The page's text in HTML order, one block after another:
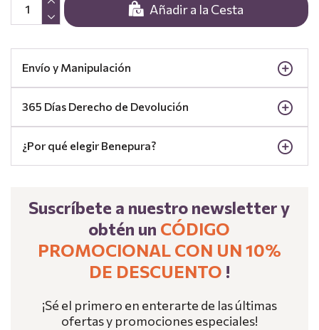
Añadir a la Cesta
Envío y Manipulación
365 Días Derecho de Devolución
¿Por qué elegir Benepura?
Suscríbete a nuestro newsletter y
obtén un CÓDIGO
PROMOCIONAL CON UN 10%
DE DESCUENTO !
¡Sé el primero en enterarte de las últimas
ofertas y promociones especiales!